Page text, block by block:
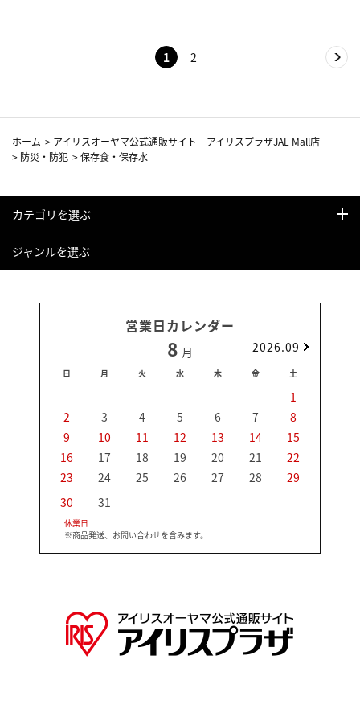
1 2
ホーム > アイリスオーヤマ公式通販サイト アイリスプラザJAL Mall店
> 防災・防犯 >保存食・保存水
カテゴリを選ぶ
ジャンルを選ぶ
営業日カレンダー
8 月 2026.09
日 月 火 水 木 金 土
1
2
3 4 5 6 7
8
9
10 11 12 13 14
15
16
17 18 19 20 21
22
23
24 25 26 27 28
29
30
31
休業日
※商品発送、お問い合わせを含みます。